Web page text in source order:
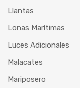
Llantas
Lonas Marítimas
Luces Adicionales
Malacates
Mariposero